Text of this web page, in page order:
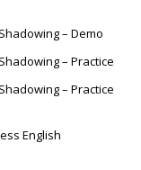
– Demo
– Practice
– Practice
English